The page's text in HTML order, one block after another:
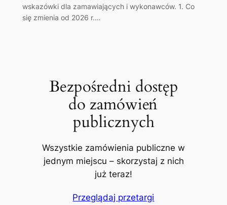
wskazówki dla zamawiających i wykonawców. 1. Co
się zmienia od 2026 r.…
Bezpośredni dostęp
do zamówień
publicznych
Wszystkie zamówienia publiczne w
jednym miejscu – skorzystaj z nich
już teraz!
Przeglądaj przetargi